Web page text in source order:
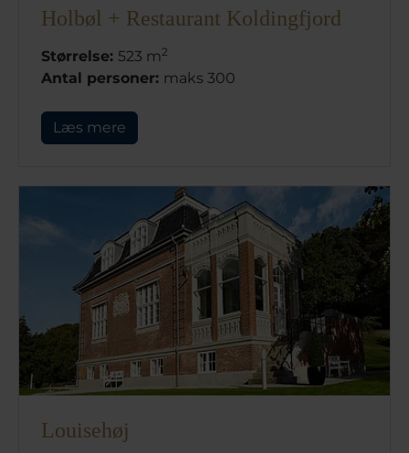
Holbøl + Restaurant Koldingfjord
Størrelse: 523 m2
Antal personer: maks 300
Læs mere
Louisehøj